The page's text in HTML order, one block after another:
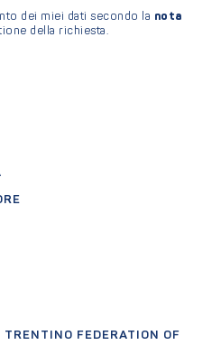
FEDERATION OF
dei miei dati secondo la nota
della richiesta.